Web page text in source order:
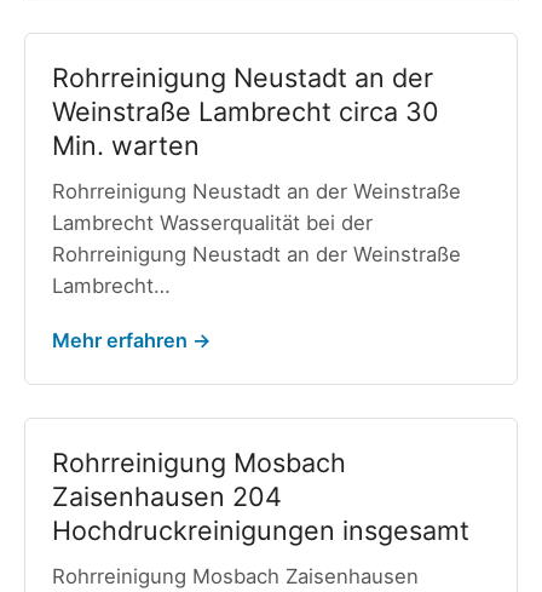
Rohrreinigung Neustadt an der
Weinstraße Lambrecht circa 30
Min. warten
Rohrreinigung Neustadt an der Weinstraße
Lambrecht Wasserqualität bei der
Rohrreinigung Neustadt an der Weinstraße
Lambrecht…
Mehr erfahren →
Rohrreinigung Mosbach
Zaisenhausen 204
Hochdruckreinigungen insgesamt
Rohrreinigung Mosbach Zaisenhausen